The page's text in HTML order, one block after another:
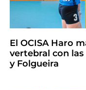
El OCISA Haro
vertebral con
y Folgueira